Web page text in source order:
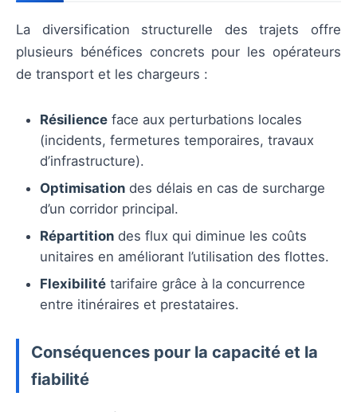
La diversification structurelle des trajets offre
plusieurs bénéfices concrets pour les opérateurs
de transport et les chargeurs :
Résilience face aux perturbations locales
(incidents, fermetures temporaires, travaux
d’infrastructure).
Optimisation des délais en cas de surcharge
d’un corridor principal.
Répartition des flux qui diminue les coûts
unitaires en améliorant l’utilisation des flottes.
Flexibilité tarifaire grâce à la concurrence
entre itinéraires et prestataires.
Conséquences pour la capacité et la
fiabilité